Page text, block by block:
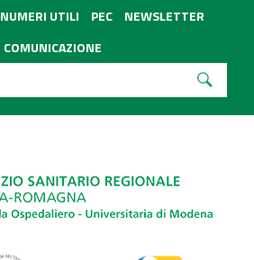
NUMERI UTILI PEC
NEWSLETTER
COMUNICAZIONE